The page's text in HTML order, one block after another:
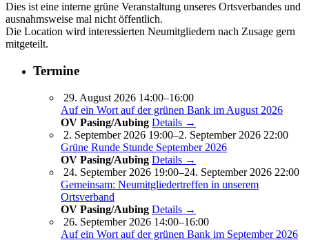
Dies ist eine interne grüne Veranstaltung unseres Ortsverbandes und
ausnahmsweise mal nicht öffentlich.
Die Location wird interessierten Neumitgliedern nach Zusage gern
mitgeteilt.
Termine
29. August 2026 14:00–16:00
Auf ein Wort auf der grünen Bank im August 2026
OV Pasing/Aubing Details →
2. September 2026 19:00–2. September 2026 22:00
Grüne Runde Stunde September 2026
OV Pasing/Aubing Details →
24. September 2026 19:00–24. September 2026 22:00
Gemeinsam: Neumitgliedertreffen in unserem
Ortsverband
OV Pasing/Aubing Details →
26. September 2026 14:00–16:00
Auf ein Wort auf der grünen Bank im September 2026